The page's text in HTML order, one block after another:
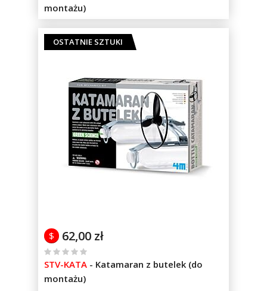
100
montażu)
OSTATNIE SZTUKI
62,00 zł
$
%
100
STV-KATA - Katamaran z butelek (do
montażu)